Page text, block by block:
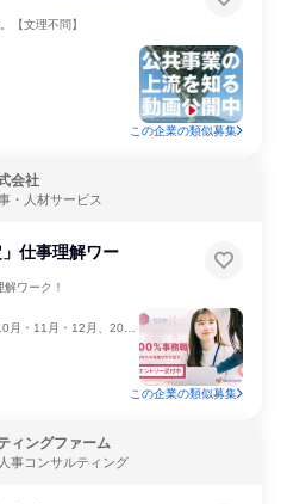
【文理不問】
この企業の類似募集
会社
・人材サービス
仕事理解ワー
ワーク！
11月・12月、2027年1月
この企業の類似募集
ィングファーム
事コンサルティング